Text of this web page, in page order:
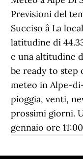
Previsioni del
Succiso â La
latitudine di
e una altitudine
be ready to step
meteo in Alpe-
pioggia, venti,
prossimi giorni.
gennaio ore